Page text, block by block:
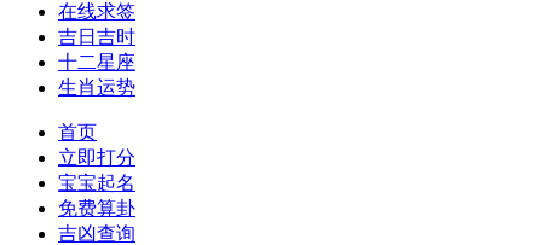
在线求签
吉日吉时
十二星座
生肖运势
首页
立即打分
宝宝起名
免费算卦
吉凶查询